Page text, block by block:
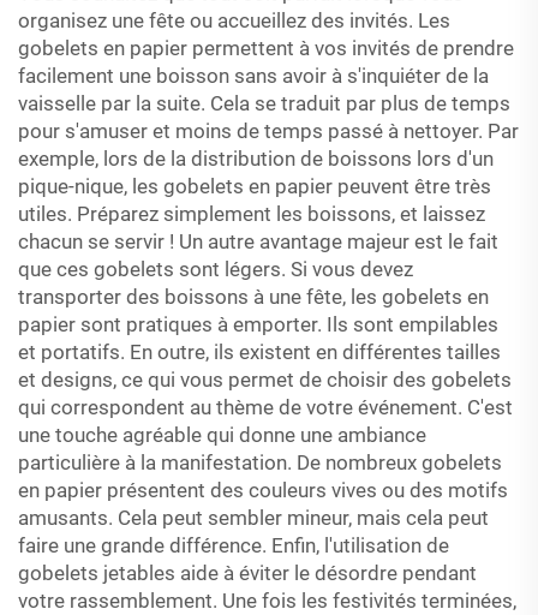
organisez une fête ou accueillez des invités. Les
gobelets en papier permettent à vos invités de prendre
facilement une boisson sans avoir à s'inquiéter de la
vaisselle par la suite. Cela se traduit par plus de temps
pour s'amuser et moins de temps passé à nettoyer. Par
exemple, lors de la distribution de boissons lors d'un
pique-nique, les gobelets en papier peuvent être très
utiles. Préparez simplement les boissons, et laissez
chacun se servir ! Un autre avantage majeur est le fait
que ces gobelets sont légers. Si vous devez
transporter des boissons à une fête, les gobelets en
papier sont pratiques à emporter. Ils sont empilables
et portatifs. En outre, ils existent en différentes tailles
et designs, ce qui vous permet de choisir des gobelets
qui correspondent au thème de votre événement. C'est
une touche agréable qui donne une ambiance
particulière à la manifestation. De nombreux gobelets
en papier présentent des couleurs vives ou des motifs
amusants. Cela peut sembler mineur, mais cela peut
faire une grande différence. Enfin, l'utilisation de
gobelets jetables aide à éviter le désordre pendant
votre rassemblement. Une fois les festivités terminées,